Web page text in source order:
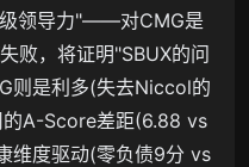
领导力"——对CMG是
败，将证明"SBUX的问
是利多(失去Niccol的
的A-Score差距(6.88 vs
维度驱动(零负债9分 vs